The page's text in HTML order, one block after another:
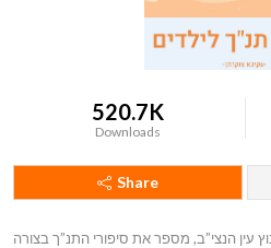
520.7K
Downloads
Share
עין הנצי”ב, מספר את סיפורי התנ”ך בצורה